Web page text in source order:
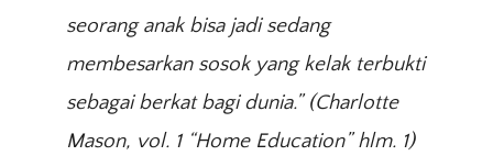
seorang anak bisa jadi sedang
membesarkan sosok yang kelak terbukti
sebagai berkat bagi dunia.”(Charlotte
Mason, vol. 1 “Home Education” hlm. 1)